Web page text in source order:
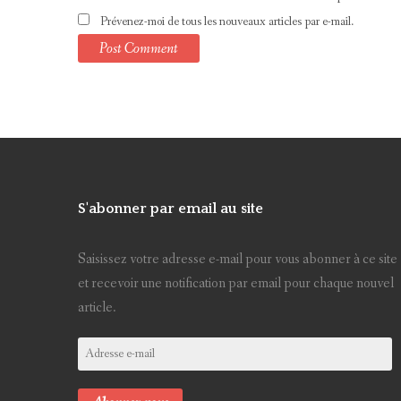
Prévenez-moi de tous les nouveaux articles par e-mail.
S'abonner par email au site
Saisissez votre adresse e-mail pour vous abonner à ce site
et recevoir une notification par email pour chaque nouvel
article.
Adresse